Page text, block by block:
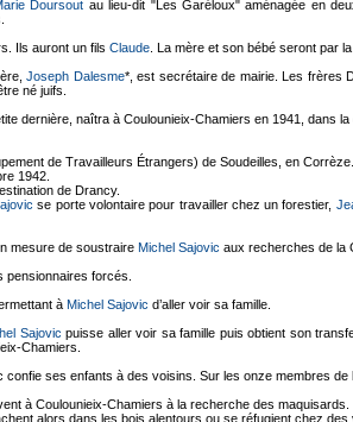
Doursout au lieu-dit "Les Garéloux" aménagée en
Ils auront un fils Claude . La mère et son bébé seront par
Joseph Dalesme*, est secrétaire de mairie. Les frères
né juifs.
dernière, naîtra à Coulounieix-Chamiers en 1941, dans
de Travailleurs Étrangers) de Soudeilles, en Corrèze.
1942.
de Drancy.
se porte volontaire pour travailler chez un forestier,
mesure de soustraire Michel Sajovic aux recherches de la
forcés.
à Michel Sajovic d’aller voir sa famille.
Sajovic puisse aller voir sa famille puis obtient son
Chamiers.
ses enfants à des voisins. Sur les onze membres
à Coulounieix-Chamiers à la recherche des maquisards.
alors dans les bois alentours ou se réfugient chez des